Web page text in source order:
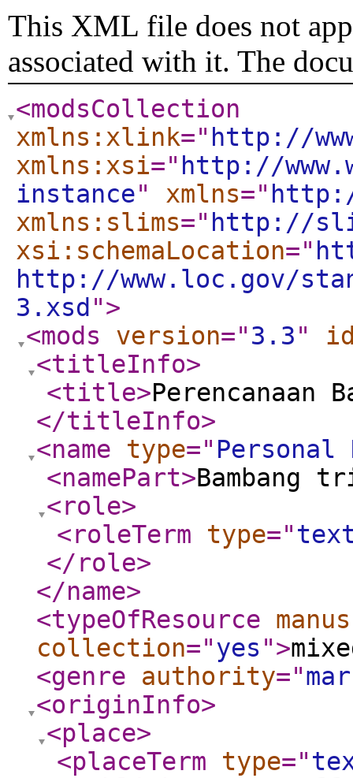
This XML file does not
associated with it. The
<modsCollection
xmlns:xlink=" http://
xmlns:xsi=" http://
instance" xmlns="
xmlns:slims=" http://
xsi:schemaLocation="
http://www.loc.gov/
3.xsd ">
<mods
version="3.3"
<titleInfo>
<title>Perencanaan
</titleInfo>
<name
type=" Personal
<namePart>Bambang
<role>
<roleTerm
type="
</role>
</name>
<typeOfResource
collection="yes ">
<genre
authority="
<originInfo>
<place>
<placeTerm
type="